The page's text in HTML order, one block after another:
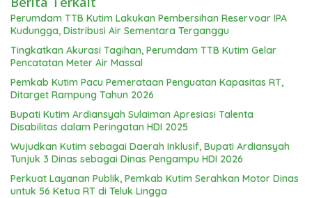
Perumdam TTB Kutim Lakukan Pembersihan Reservoar IPA
Kudungga, Distribusi Air Sementara Terganggu
Tingkatkan Akurasi Tagihan, Perumdam TTB Kutim Gelar
Pencatatan Meter Air Massal
Pemkab Kutim Pacu Pemerataan Penguatan Kapasitas RT,
Ditarget Rampung Tahun 2026
Bupati Kutim Ardiansyah Sulaiman Apresiasi Talenta
Disabilitas dalam Peringatan HDI 2025
Wujudkan Kutim sebagai Daerah Inklusif, Bupati Ardiansyah
Tunjuk 3 Dinas sebagai Dinas Pengampu HDI 2026
Perkuat Layanan Publik, Pemkab Kutim Serahkan Motor Dinas
untuk 56 Ketua RT di Teluk Lingga